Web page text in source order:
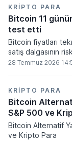
2 trilyon 159
seviyesine ulaştı.
KRIPTO PARA
Bitcoin 11
test etti
Bitcoin fiyatları
satış dalgasının
11 günün en
28 Temmuz 2026
KRIPTO PARA
Bitcoin
S&P 500 ve
Bitcoin Alternatif
ve Kripto Para